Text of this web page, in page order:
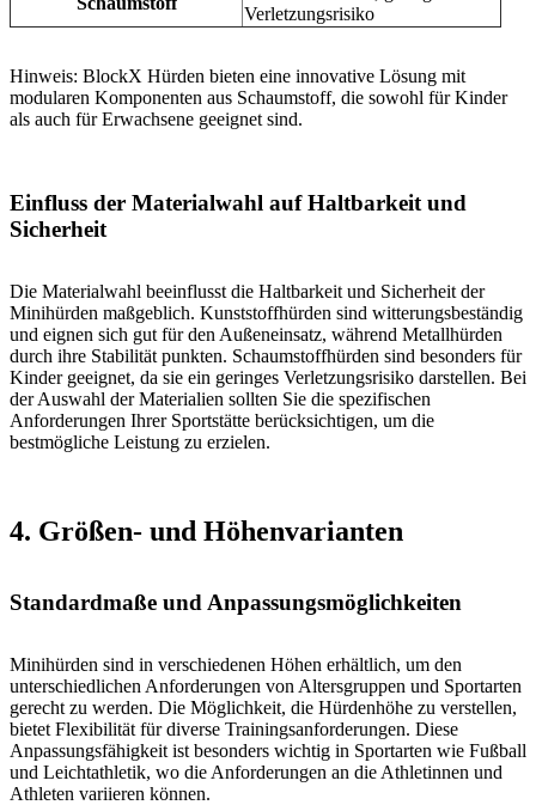
Verletzungsrisiko
Hinweis: BlockX Hürden bieten eine innovative Lösung mit
modularen Komponenten aus Schaumstoff, die sowohl für Kinder
als auch für Erwachsene geeignet sind.
Einfluss der Materialwahl auf Haltbarkeit und
Sicherheit
Die Materialwahl beeinflusst die Haltbarkeit und Sicherheit der
Minihürden maßgeblich. Kunststoffhürden sind witterungsbeständig
und eignen sich gut für den Außeneinsatz, während Metallhürden
durch ihre Stabilität punkten. Schaumstoffhürden sind besonders für
Kinder geeignet, da sie ein geringes Verletzungsrisiko darstellen. Bei
der Auswahl der Materialien sollten Sie die spezifischen
Anforderungen Ihrer Sportstätte berücksichtigen, um die
bestmögliche Leistung zu erzielen.
4. Größen- und Höhenvarianten
Standardmaße und Anpassungsmöglichkeiten
Minihürden sind in verschiedenen Höhen erhältlich, um den
unterschiedlichen Anforderungen von Altersgruppen und Sportarten
gerecht zu werden. Die Möglichkeit, die Hürdenhöhe zu verstellen,
bietet Flexibilität für diverse Trainingsanforderungen. Diese
Anpassungsfähigkeit ist besonders wichtig in Sportarten wie Fußball
und Leichtathletik, wo die Anforderungen an die Athletinnen und
Athleten variieren können.